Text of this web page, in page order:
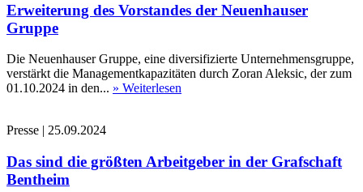
Erweiterung des Vorstandes der Neuenhauser
Gruppe
Die Neuenhauser Gruppe, eine diversifizierte Unternehmensgruppe,
verstärkt die Managementkapazitäten durch Zoran Aleksic, der zum
01.10.2024 in den... » Weiterlesen
Presse | 25.09.2024
Das sind die größten Arbeitgeber in der Grafschaft
Bentheim